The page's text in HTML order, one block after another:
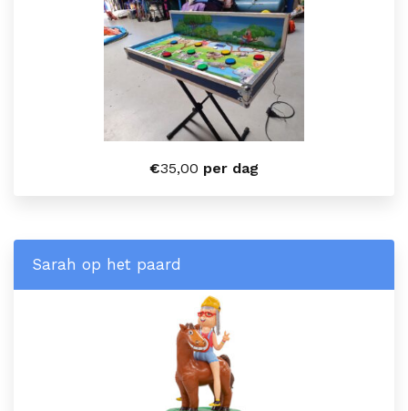
€35,00 per dag
Sarah op het paard